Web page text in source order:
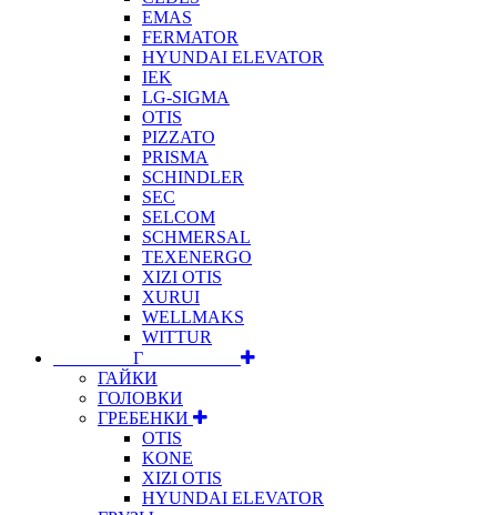
EMAS
FERMATOR
HYUNDAI ELEVATOR
IEK
LG-SIGMA
OTIS
PIZZATO
PRISMA
SCHINDLER
SEC
SELCOM
SCHMERSAL
TEXENERGO
XIZI OTIS
XURUI
WELLMAKS
WITTUR
⠀⠀⠀⠀⠀⠀Г⠀⠀⠀⠀⠀⠀⠀
ГАЙКИ
ГОЛОВКИ
ГРЕБЕНКИ
OTIS
KONE
XIZI OTIS
HYUNDAI ELEVATOR